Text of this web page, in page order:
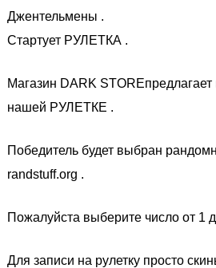
Джентельмены .
Стартует РУЛЕТКА .
Магазин DARK STOREпредлагает
нашей РУЛЕТКЕ .
Победитель будет выбран
randstuff.org .
Пожалуйста выберите число от 1
Для записи на рулетку просто